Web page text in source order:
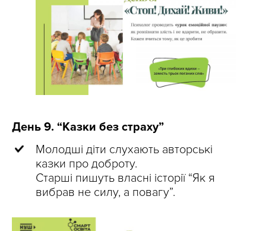
День 9. “Казки без страху”
Молодші діти слухають авторські
казки про доброту.
Старші пишуть власні історії “Як я
вибрав не силу, а повагу”.